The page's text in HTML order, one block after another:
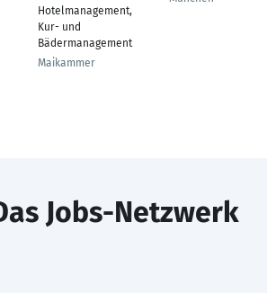
Hotelmanagement,
Kur- und
Bädermanagement
Maikammer
Jobs-Netzwerk